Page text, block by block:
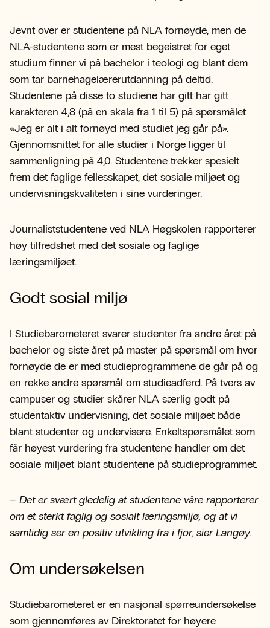
Jevnt over er studentene på NLA fornøyde, men de
NLA-studentene som er mest begeistret for eget
studium finner vi på bachelor i teologi og blant dem
som tar barnehagelærerutdanning på deltid.
Studentene på disse to studiene har gitt har gitt
karakteren 4,8 (på en skala fra 1 til 5) på spørsmålet
«Jeg er alt i alt fornøyd med studiet jeg går på».
Gjennomsnittet for alle studier i Norge ligger til
sammenligning på 4,0. Studentene trekker spesielt
frem det faglige fellesskapet, det sosiale miljøet og
undervisningskvaliteten i sine vurderinger.
Journaliststudentene ved NLA Høgskolen rapporterer
høy tilfredshet med det sosiale og faglige
læringsmiljøet.
Godt sosial miljø
I Studiebarometeret svarer studenter fra andre året på
bachelor og siste året på master på spørsmål om hvor
fornøyde de er med studieprogrammene de går på og
en rekke andre spørsmål om studieadferd. På tvers av
campuser og studier skårer NLA særlig godt på
studentaktiv undervisning, det sosiale miljøet både
blant studenter og undervisere. Enkeltspørsmålet som
får høyest vurdering fra studentene handler om det
sosiale miljøet blant studentene på studieprogrammet.
– Det er svært gledelig at studentene våre rapporterer
om et sterkt faglig og sosialt læringsmiljø, og at vi
samtidig ser en positiv utvikling fra i fjor, sier Langøy.
Om undersøkelsen
Studiebarometeret er en nasjonal spørreundersøkelse
som gjennomføres av Direktoratet for høyere